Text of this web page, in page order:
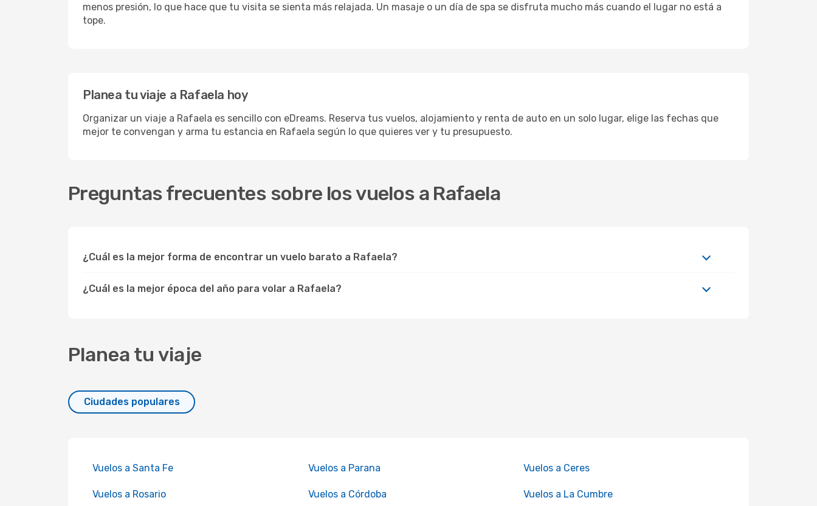
menos presión, lo que hace que tu visita se sienta más relajada. Un masaje o un día de spa se disfruta mucho más cuando el lugar no está a
tope.
Planea tu viaje a Rafaela hoy
Organizar un viaje a Rafaela es sencillo con eDreams. Reserva tus vuelos, alojamiento y renta de auto en un solo lugar, elige las fechas que
mejor te convengan y arma tu estancia en Rafaela según lo que quieres ver y tu presupuesto.
Preguntas frecuentes sobre los vuelos a Rafaela
¿Cuál es la mejor forma de encontrar un vuelo barato a Rafaela?
¿Cuál es la mejor época del año para volar a Rafaela?
Planea tu viaje
Ciudades populares
Vuelos a Santa Fe Vuelos a Parana Vuelos a Ceres
Vuelos a Rosario Vuelos a Córdoba Vuelos a La Cumbre